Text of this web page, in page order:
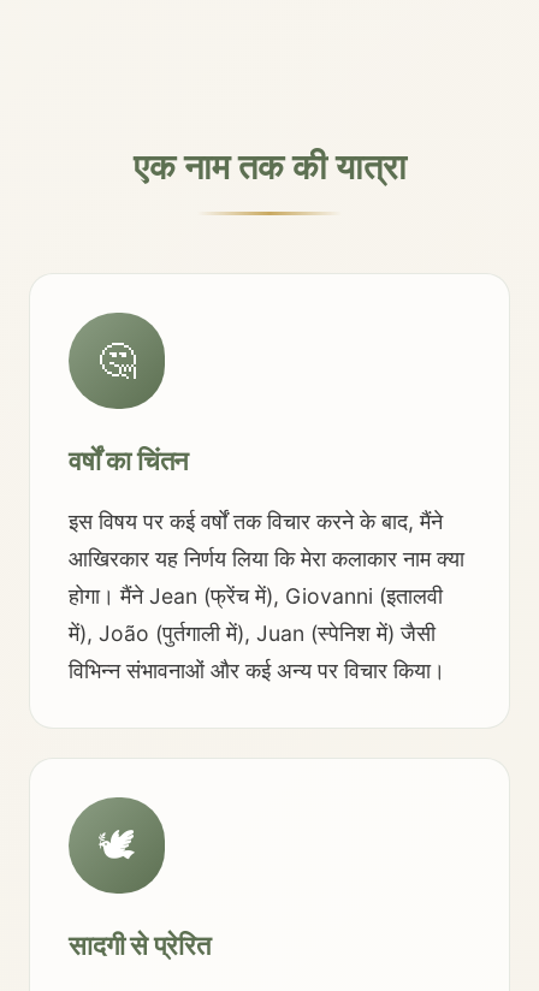
एक नाम तक की यात्रा
🤔
वर्षों का चिंतन
इस विषय पर कई वर्षों तक विचार करने के बाद, मैंने
आखिरकार यह निर्णय लिया कि मेरा कलाकार नाम क्या
होगा। मैंने Jean (फ्रेंच में), Giovanni (इतालवी
में), João (पुर्तगाली में), Juan (स्पेनिश में) जैसी
विभिन्न संभावनाओं और कई अन्य पर विचार किया।
🕊️
सादगी से प्रेरित